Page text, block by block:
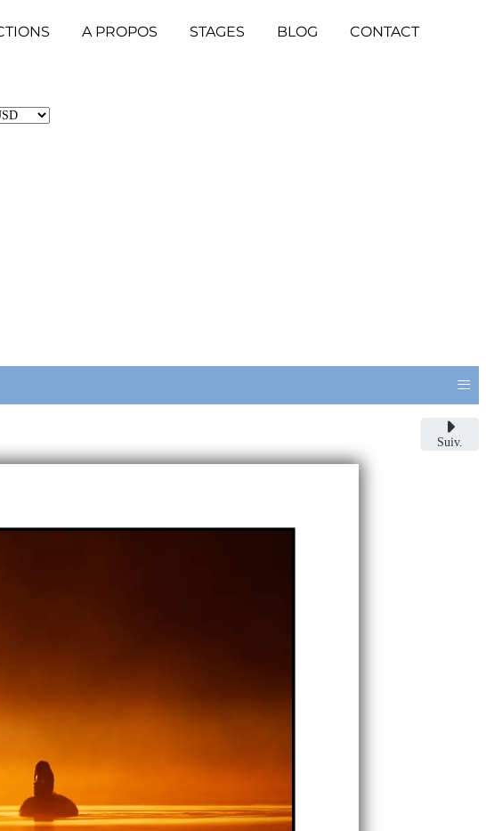
A PROPOS STAGES BLOG CONTACT
≡
Suiv.